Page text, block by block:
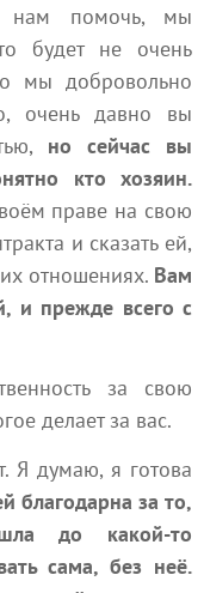
нам помочь, мы
будет не очень
мы добровольно
очень давно вы
но сейчас вы
кто хозяин.
праве на свою
и сказать ей,
отношениях. Вам
и прежде всего с
за свою
делает за вас.
Я думаю, я готова
благодарна за то,
до какой-то
сама, без неё.